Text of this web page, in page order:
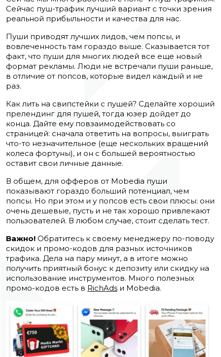
Сейчас пуш-трафик лучший вариант с точки зрения
реальной прибыльности и качества для нас.
Пуши приводят лучших лидов, чем попсы, и
вовлеченность там гораздо выше. Сказывается тот
факт, что пуши для многих людей все еще новый
формат рекламы. Люди не встречали пуши раньше,
в отличие от попсов, которые видел каждый и не
раз.
Как лить на свипстейки с пушей? Сделайте хороший
прелендинг для пушей, тогда юзер дойдет до
конца. Дайте ему повзаимодействовать со
страницей: сначала ответить на вопросы, выиграть
что-то незначительное (еще нескольких вращений
колеса фортуны), и он с большей вероятностью
оставит свои личные данные.
В общем, для офферов от Mobedia пуши
показывают гораздо больший потенциал, чем
попсы. Но при этом и у попсов есть свои плюсы: они
очень дешевые, пусть и не так хорошо привлекают
пользователей. В любом случае, стоит сделать тест.
Важно! Обратитесь к своему менеджеру по-поводу
скидок и промо-кодов для разных источников
трафика. Дела на пару минут, а в итоге можно
получить приятный бонус к депозиту или скидку на
использование инструментов. Много полезных
промо-кодов есть в RichAds и Mobedia.